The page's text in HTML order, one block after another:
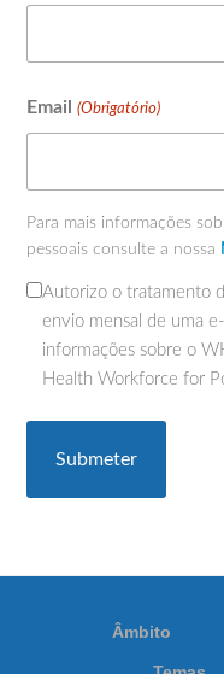
Email (Obrigatório)
Para mais informações
pessoais consulte a nossa
(Obrigatório)
Autorizo o tratamento
envio mensal de uma
informações sobre o
Health Workforce for
Âmbito